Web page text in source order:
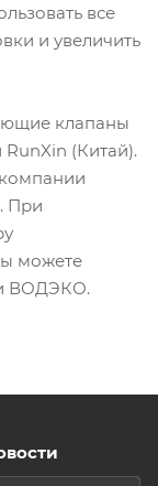
все
и увеличить
клапаны
(Китай).
При
можете
ВОДЭКО.